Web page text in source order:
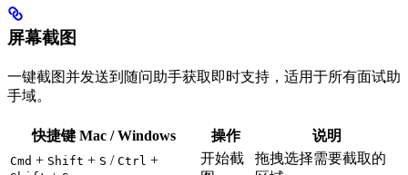
屏幕截图
一键截图并发送到随问助手获取即时支持，适用于所有面试助
手域。
快捷键 Mac / Windows 操作 说明
Cmd + Shift + S / Ctrl +
开始截
拖拽选择需要截取的